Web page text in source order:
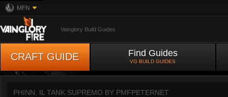
MFN
Vainglory Build Guides
CRAFT GUIDE Find Guides
VG BUILD GUIDES
PHINN, IL TANK SUPREMO BY PMFPETERNET